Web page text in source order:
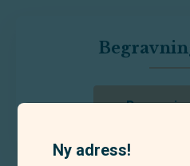
Ny adress!